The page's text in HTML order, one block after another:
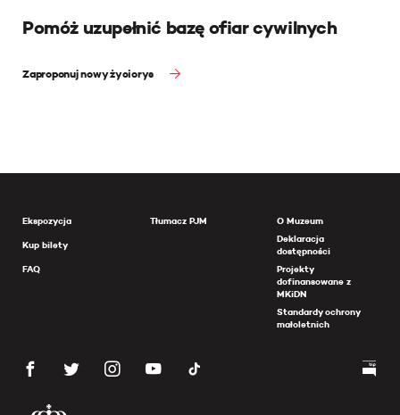
Pomóż uzupełnić bazę ofiar cywilnych
Zaproponuj nowy życiorys
Ekspozycja
Kup bilety
FAQ
Tłumacz PJM
O Muzeum
Deklaracja
dostępności
Projekty
dofinansowane z
MKiDN
Standardy ochrony
małoletnich